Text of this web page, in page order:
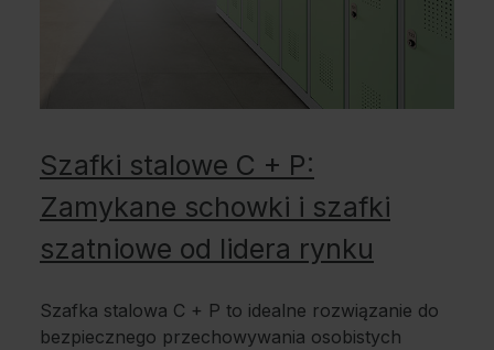
Szafki stalowe C + P:
Zamykane schowki i szafki
szatniowe od lidera rynku
Szafka stalowa C + P to idealne rozwiązanie do
bezpiecznego przechowywania osobistych